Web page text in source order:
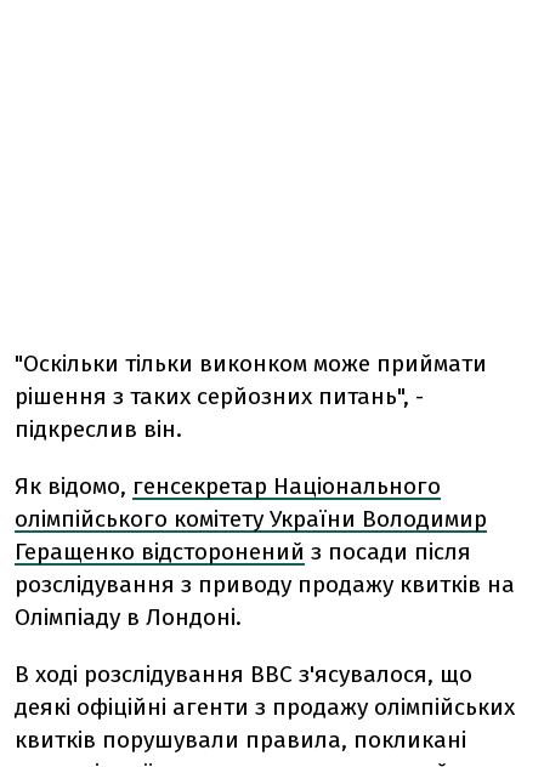
"Оскільки тільки виконком може приймати
рішення з таких серйозних питань", -
підкреслив він.
Як відомо, генсекретар Національного
олімпійського комітету України Володимир
Геращенко відсторонений з посади після
розслідування з приводу продажу квитків на
Олімпіаду в Лондоні.
В ході розслідування ВВС з'ясувалося, що
деякі офіційні агенти з продажу олімпійських
квитків порушували правила, покликані